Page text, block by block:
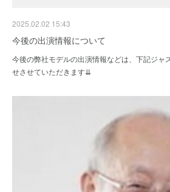
2025.02.02 15:43
今後の出演情報について
今後の弊社モデルの出演情報などは、下記ジャ
せさせていただきます⇊